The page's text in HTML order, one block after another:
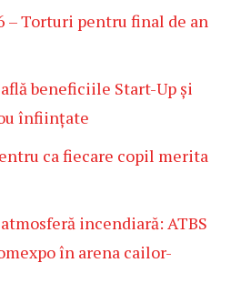
– Torturi pentru final de an
beneficiile Start-Up și
înființate
ca fiecare copil merita
incendiară: ATBS
în arena cailor-